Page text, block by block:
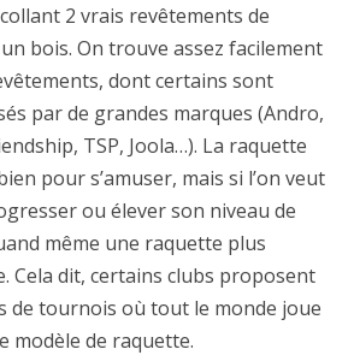
2 vrais revêtements de
bois. On trouve assez facilement
dont certains sont
par de grandes marques (Andro,
TSP, Joola…). La raquette
pour s’amuser, mais si l’on veut
ou élever son niveau de
même une raquette plus
Cela dit, certains clubs proposent
de tournois où tout le monde joue
modèle de raquette.